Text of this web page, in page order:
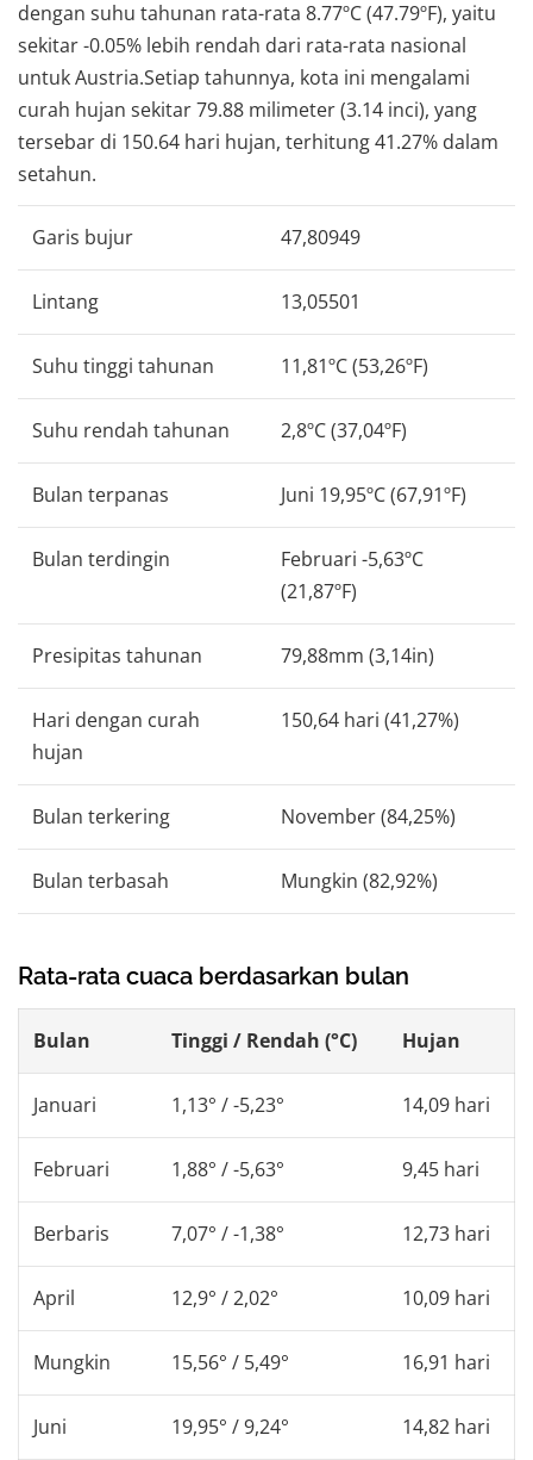
dengan suhu tahunan rata-rata 8.77ºC (47.79ºF), yaitu
sekitar -0.05% lebih rendah dari rata-rata nasional
untuk Austria.Setiap tahunnya, kota ini mengalami
curah hujan sekitar 79.88 milimeter (3.14 inci), yang
tersebar di 150.64 hari hujan, terhitung 41.27% dalam
setahun.
Garis bujur 47,80949
Lintang 13,05501
Suhu tinggi tahunan 11,81ºC (53,26ºF)
Suhu rendah tahunan 2,8ºC (37,04ºF)
Bulan terpanas Juni 19,95ºC (67,91ºF)
Bulan terdingin
Februari -5,63ºC
(21,87ºF)
Presipitas tahunan 79,88mm (3,14in)
Hari dengan curah
hujan
150,64 hari (41,27%)
Bulan terkering November (84,25%)
Bulan terbasah Mungkin (82,92%)
Rata-rata cuaca berdasarkan bulan
Bulan Tinggi / Rendah (°C) Hujan
Januari 1,13° / -5,23° 14,09 hari
Februari 1,88° / -5,63° 9,45 hari
Berbaris 7,07° / -1,38° 12,73 hari
April 12,9° / 2,02° 10,09 hari
Mungkin 15,56° / 5,49° 16,91 hari
Juni 19,95° / 9,24° 14,82 hari